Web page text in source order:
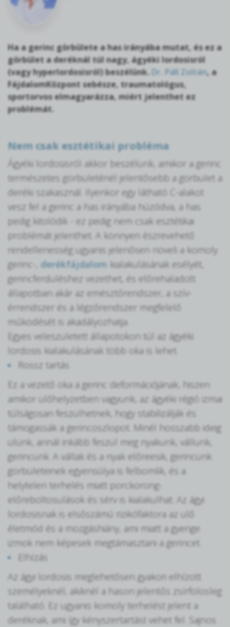
Ha a gerinc görbülete a has irányába mutat, és ez a
görbület a deréknál túl nagy, ágyéki lordosisról
(vagy hyperlordosisról) beszélünk. Dr. Páll Zoltán, a
FájdalomKözpont sebésze, traumatológus,
sportorvos elmagyarázza, miért jelenthet ez
problémát.
Nem csak esztétikai probléma
Ágyéki lordosisról akkor beszélünk, amikor a gerinc
természetes görbületénél jelentősebb a görbület a
deréki szakasznál. Ilyenkor egy látható C-alakot
vesz fel a gerinc a has irányába húzódva, a has
pedig kitolódik - ez pedig nem csak esztétikai
problémát jelenthet. A könnyen észrevehető
rendellenesség ugyanis jelenősen növeli a komoly
gerinc-, derékfájdalom kialakulásának esélyét,
gerincferdüléshez vezethet, és előrehaladott
állapotban akár az emésztőrendszer, a szív-
érrendszer és a légzőrendszer megfelelő
működését is akadályozhatja.
Egyes veleszületett állapotokon túl az ágyéki
lordosis kialakulásának több oka is lehet.
Rossz tartás
Ez a vezető oka a gerinc deformációjának, hiszen
amikor ülőhelyzetben vagyunk, az ágyéki régió izmai
túlságosan feszülhetnek, hogy stabilizálják és
támogassák a gerincoszlopot. Minél hosszabb ideig
ülünk, annál inkább feszül meg nyakunk, vállunk,
gerincünk. A vállak és a nyak előreesik, gerincünk
görbületeinek egyensúlya is felbomlik, és a
helytelen terhelés miatt porckorong-
előreboltosulások és sérv is kialakulhat. Az ágyi
lordosisnak is elsőszámú rizikófaktora az ülő
életmód és a mozgáshiány, ami miatt a gyenge
izmok nem képesek megtámasztani a gerincet.
Elhízás
Az ágyi lordosis meglehetősen gyakori elhízott
személyeknél, akiknél a hason jelentős zsírfölösleg
található. Ez ugyanis komoly terhelést jelent a
deréknak, ami így kényszertartást vehet fel. Sajnos